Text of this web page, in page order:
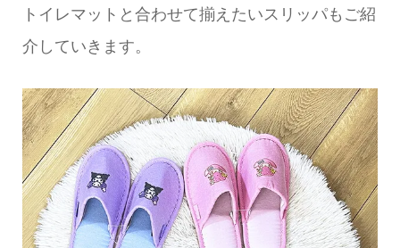
トイレマットと合わせて揃えたいスリッパもご紹
介していきます。